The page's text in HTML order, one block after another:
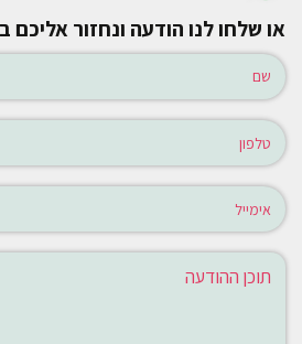
או שלחו לנו הודעה ונחזור